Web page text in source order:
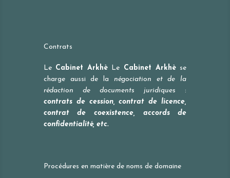
Contrats
Le Cabinet Arkhè Le Cabinet Arkhèse
charge aussi de la négociation et de la
rédaction de documents juridiques :
contrats de cession, contrat de licence,
contrat de coexistence, accords de
confidentialité, etc.
Procédures en matière de noms de domaine